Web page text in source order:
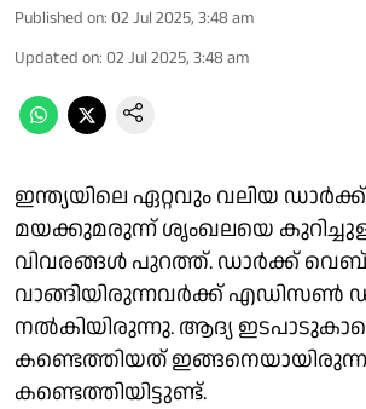
Published on: 02 Jul 2025, 3:48 am
Updated on: 02 Jul 2025, 3:48 am
ഇന്ത്യയിലെ ഏറ്റവും വലിയ
മയക്കുമരുന്ന് ശൃംഖലയെ
വിവരങ്ങൾ പുറത്ത്. ഡാർക്ക് വെബ്
വാങ്ങിയിരുന്നവർക്ക് എഡിസൺ
നൽകിയിരുന്നു. ആദ്യ
കണ്ടെത്തിയത്
കണ്ടെത്തിയിട്ടുണ്ട്.